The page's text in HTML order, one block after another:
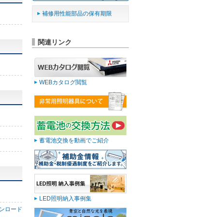
ロード
補修用性能部品の保有期限
関連リンク
WEBカタログ閲覧
蓄電池交換を動画でご紹介
LED照明納入事例集